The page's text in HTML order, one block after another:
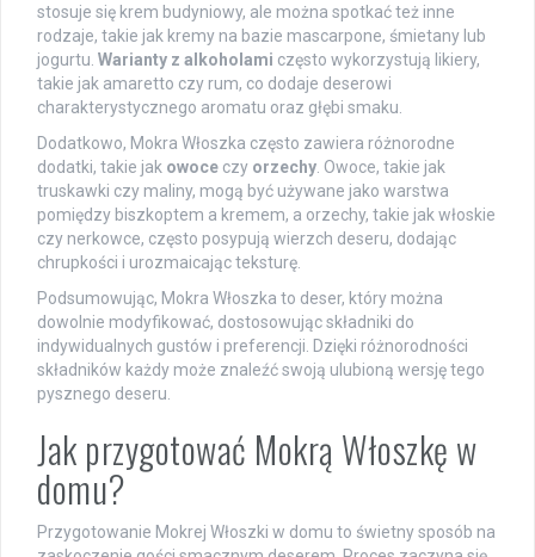
stosuje się krem budyniowy, ale można spotkać też inne
rodzaje, takie jak kremy na bazie mascarpone, śmietany lub
jogurtu. Warianty z alkoholami często wykorzystują likiery,
takie jak amaretto czy rum, co dodaje deserowi
charakterystycznego aromatu oraz głębi smaku.
Dodatkowo, Mokra Włoszka często zawiera różnorodne
dodatki, takie jak owoce czy orzechy . Owoce, takie jak
truskawki czy maliny, mogą być używane jako warstwa
pomiędzy biszkoptem a kremem, a orzechy, takie jak włoskie
czy nerkowce, często posypują wierzch deseru, dodając
chrupkości i urozmaicając teksturę.
Podsumowując, Mokra Włoszka to deser, który można
dowolnie modyfikować, dostosowując składniki do
indywidualnych gustów i preferencji. Dzięki różnorodności
składników każdy może znaleźć swoją ulubioną wersję tego
pysznego deseru.
Jak przygotować Mokrą Włoszkę w
domu?
Przygotowanie Mokrej Włoszki w domu to świetny sposób na